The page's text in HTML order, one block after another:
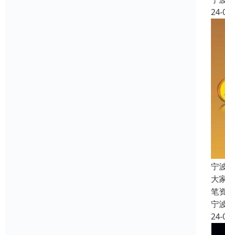
24-
宁
大
笔
宁
24-